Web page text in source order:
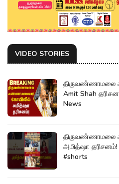
VIDEO STORIES
திருவண்ணாமலை
Amit Shah தரிசனம்! |
News
திருவண்ணாமலை
அமித்ஷா தரிசனம்! | Modi |
#shorts